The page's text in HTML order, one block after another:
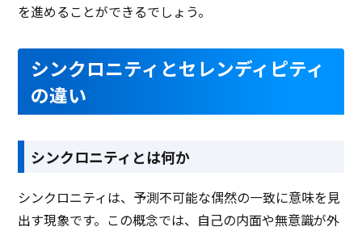
を進めることができるでしょう。
シンクロニティとセレンディピティ
の違い
シンクロニティとは何か
シンクロニティは、予測不可能な偶然の一致に意味を見
出す現象です。この概念では、自己の内面や無意識が外